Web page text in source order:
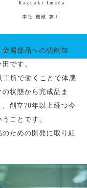
Kazuaki Imada
本社 機械 加工
属部品への切削加
です。
工所で働くことで体感
状態から完成品ま
創立70年以上経つ今
ことです。
ための開発に取り組